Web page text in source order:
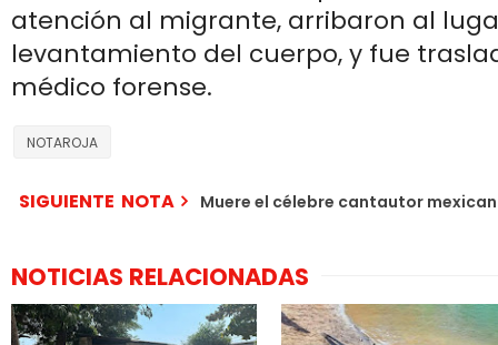
atención al migrante, arribaron al
levantamiento del cuerpo, y fue
médico forense.
NOTAROJA
SIGUIENTE NOTA Muere el célebre cantautor
NOTICIAS RELACIONADAS